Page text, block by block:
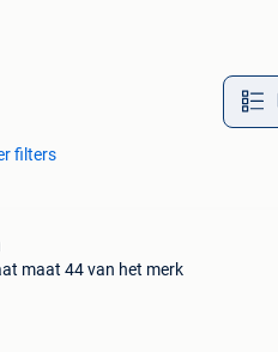
filters
maat 44 van het merk